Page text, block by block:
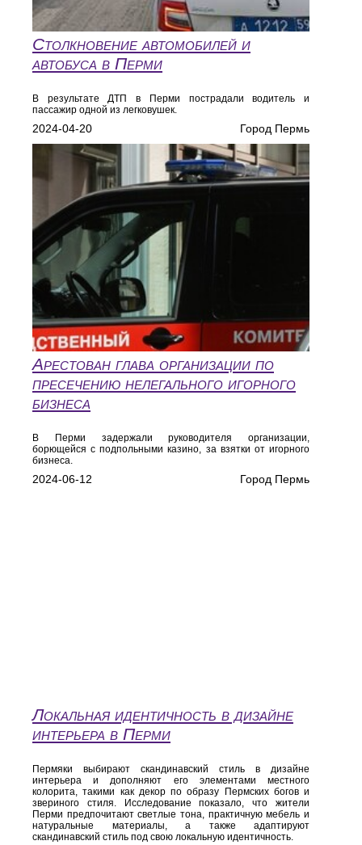
Столкновение автомобилей и
автобуса в Перми
В результате ДТП в Перми пострадали водитель и
пассажир одной из легковушек.
2024-04-20 Город Пермь
Арестован глава организации по
пресечению нелегального игорного
бизнеса
В Перми задержали руководителя организации,
борющейся с подпольными казино, за взятки от игорного
бизнеса.
2024-06-12 Город Пермь
Локальная идентичность в дизайне
интерьера в Перми
Пермяки выбирают скандинавский стиль в дизайне
интерьера и дополняют его элементами местного
колорита, такими как декор по образу Пермских богов и
звериного стиля. Исследование показало, что жители
Перми предпочитают светлые тона, практичную мебель и
натуральные материалы, а также адаптируют
скандинавский стиль под свою локальную идентичность.